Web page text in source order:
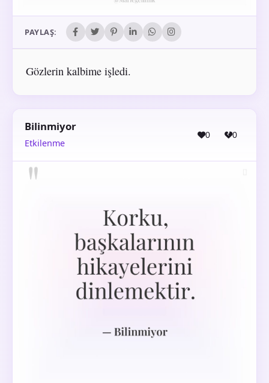
PAYLAŞ:
Gözlerin kalbime işledi.
Bilinmiyor
Etkilenme
0 0